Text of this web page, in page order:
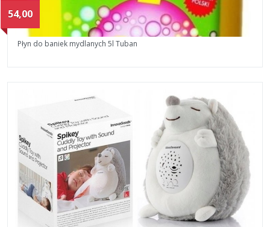
54,00
Płyn do baniek mydlanych 5l Tuban